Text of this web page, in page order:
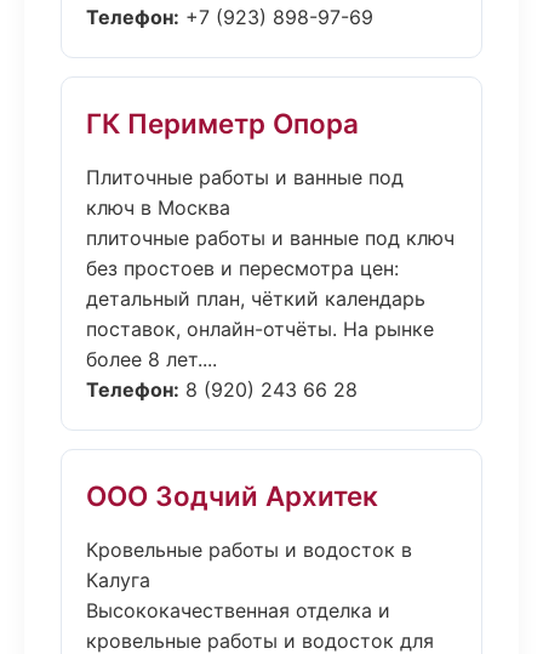
Телефон: +7 (923) 898-97-69
ГК Периметр Опора
Плиточные работы и ванные под
ключ в Москва
плиточные работы и ванные под ключ
без простоев и пересмотра цен:
детальный план, чёткий календарь
поставок, онлайн-отчёты. На рынке
более 8 лет....
Телефон: 8 (920) 243 66 28
ООО Зодчий Архитек
Кровельные работы и водосток в
Калуга
Высококачественная отделка и
кровельные работы и водосток для